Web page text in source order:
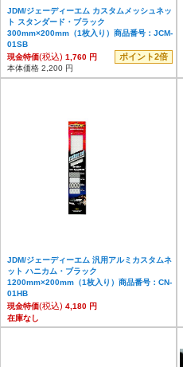
JDM/ジェーディーエム カスタムメッシュネッ
ト スタンダード・ブラック
300mm×200mm（1枚入り）商品番号：JCM-
01SB
現金特価(税込) 1,760 円 ポイント2倍
本体価格 2,200 円
JDM/ジェーディーエム 汎用アルミカスタムネ
ット ハニカム・ブラック
1200mm×200mm（1枚入り）商品番号：CN-
01HB
現金特価(税込) 4,180 円
在庫なし